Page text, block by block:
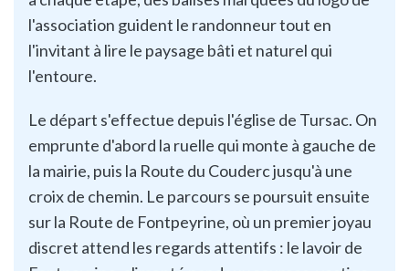
l'association guident le randonneur tout en
l'invitant à lire le paysage bâti et naturel qui
l'entoure.
Le départ s'effectue depuis l'église de Tursac. On
emprunte d'abord la ruelle qui monte à gauche de
la mairie, puis la Route du Couderc jusqu'à une
croix de chemin. Le parcours se poursuit ensuite
sur la Route de Fontpeyrine, où un premier joyau
discret attend les regards attentifs : le lavoir de